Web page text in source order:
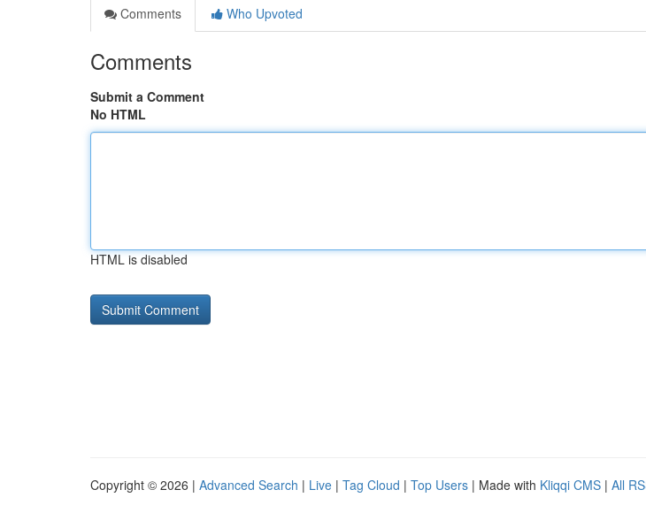
Comments
Who Upvoted
Comments
Submit a Comment
No HTML
HTML is disabled
Copyright © 2026 | Advanced Search | Live | Tag Cloud | Top Users | Made with Kliqqi CMS | All